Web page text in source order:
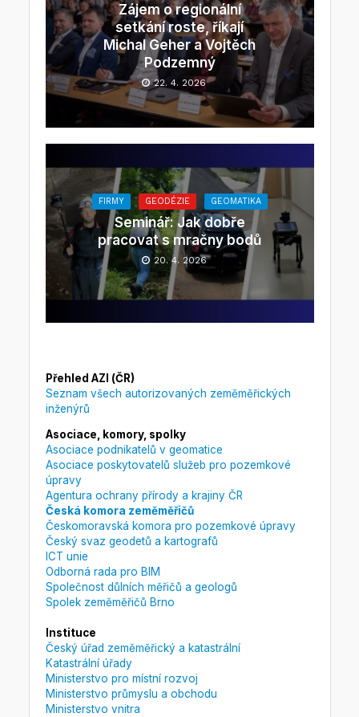
Zájem o regionální
setkání roste, říkají
Michal Geher a Vojtěch
Podzemný
22. 4. 2026
FIRMY GEODÉZIE GEOMATIKA
Seminář: Jak dobře
pracovat s mračny bodů
20. 4. 2026
Přehled AZI (ČR)
Seznam všech autorizovaných zeměměřických
inženýrů
Asociace, komory, spolky
Asociace podnikatelů v geomatice
Asociace poskytovatelů služeb pro pozemkové
úpravy
Agentura ochrany přírody a krajiny ČR
Česká komora zeměměřičů
Českomoravská komora pro pozemkové úpravy
Český svaz geodetů a kartografů
ICT unie
Odborná rada pro BIM
Společnost důlních měřičů a geologů
Spolek zeměměřičů Brno
Instituce
Český úřad zeměměřický a katastrální
Katastrální úřady
Ministerstvo pro místní rozvoj
Ministerstvo průmyslu a obchodu
Ministerstvo vnitra